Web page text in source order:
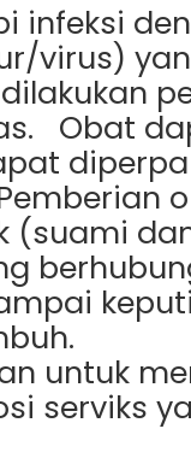
infeksi
virus)
Obat
(suami
untuk
serviks